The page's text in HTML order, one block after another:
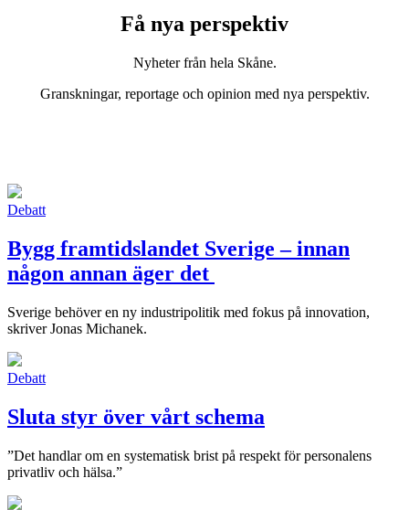
Få nya perspektiv
Nyheter från hela Skåne.
Granskningar, reportage och opinion med nya perspektiv.
Debatt
Bygg framtidslandet Sverige – innan
någon annan äger det
Sverige behöver en ny industripolitik med fokus på innovation,
skriver Jonas Michanek.
Debatt
Sluta styr över vårt schema
”Det handlar om en systematisk brist på respekt för personalens
privatliv och hälsa.”